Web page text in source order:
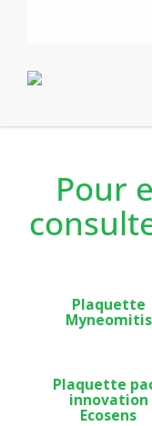
Pour
Plaquette
Myneomitis
Plaquette
innovation
Ecosens